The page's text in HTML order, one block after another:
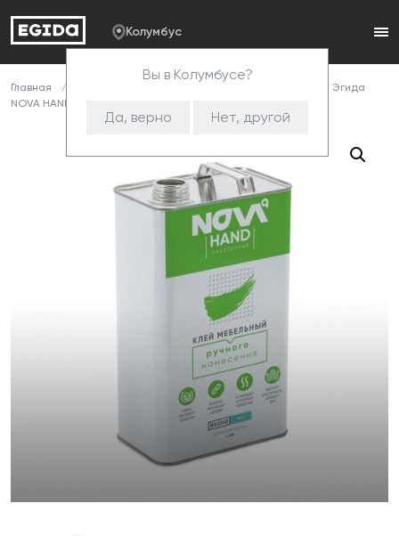
Колумбус
Вы в Колумбусе?
Да, верно Нет, другой
Главная
Клей Эгида
NOVA HAND красный (бут./0,7 кг )